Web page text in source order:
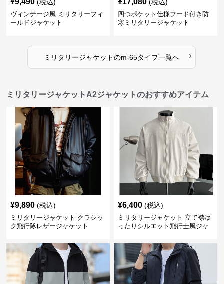
ヴィンテージ風 ミリタリーフィ
ールドジャケット
四つポケット仕様フード付き防
寒ミリタリージャケット
ミリタリージャケットのm-65タイプ一覧へ ›
ミリタリージャケットA2ジャケットのおすすめアイテム
¥9,890 (税込)
ミリタリージャケット クラシッ
ク飛行隊レザージャケット
¥6,400 (税込)
ミリタリージャケット 立て襟ゆ
ったりシルエット飛行士風ジャ